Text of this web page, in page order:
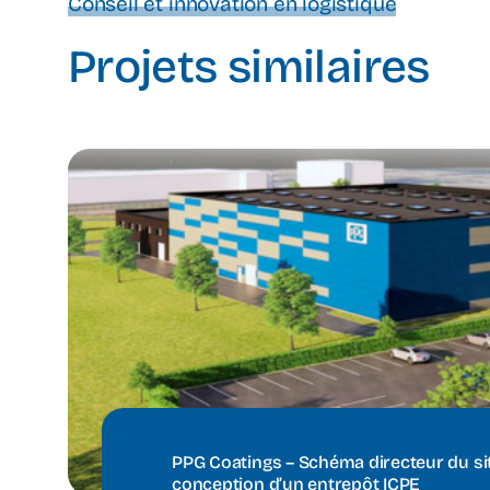
Projets similaires
PPG Coatings – Schéma directeur du
conception d’un entrepôt ICPE